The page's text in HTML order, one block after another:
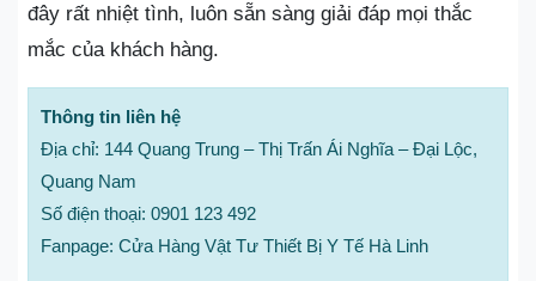
đây rất nhiệt tình, luôn sẵn sàng giải đáp mọi thắc
mắc của khách hàng.
Thông tin liên hệ
Địa chỉ: 144 Quang Trung – Thị Trấn Ái Nghĩa – Đại Lộc,
Quang Nam
Số điện thoại: 0901 123 492
Fanpage: Cửa Hàng Vật Tư Thiết Bị Y Tế Hà Linh